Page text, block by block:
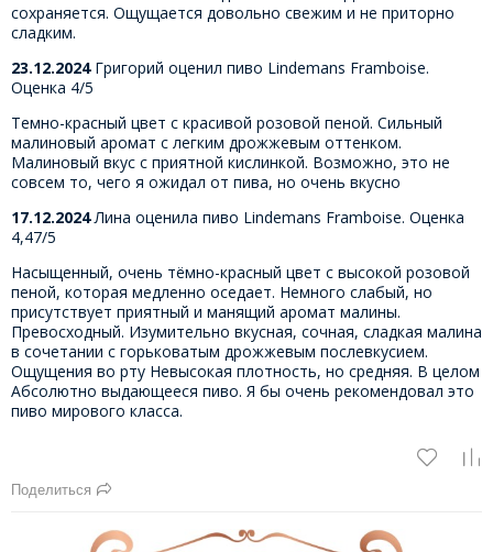
сохраняется. Ощущается довольно свежим и не приторно
сладким.
23.12.2024 Григорий оценил пиво Lindemans Framboise.
Оценка 4/5
Темно-красный цвет с красивой розовой пеной. Сильный
малиновый аромат с легким дрожжевым оттенком.
Малиновый вкус с приятной кислинкой. Возможно, это не
совсем то, чего я ожидал от пива, но очень вкусно
17.12.2024Лина оценила пиво Lindemans Framboise. Оценка
4,47/5
Насыщенный, очень тёмно-красный цвет с высокой розовой
пеной, которая медленно оседает. Немного слабый, но
присутствует приятный и манящий аромат малины.
Превосходный. Изумительно вкусная, сочная, сладкая малина
в сочетании с горьковатым дрожжевым послевкусием.
Ощущения во рту Невысокая плотность, но средняя. В целом
Абсолютно выдающееся пиво. Я бы очень рекомендовал это
пиво мирового класса.
Поделиться